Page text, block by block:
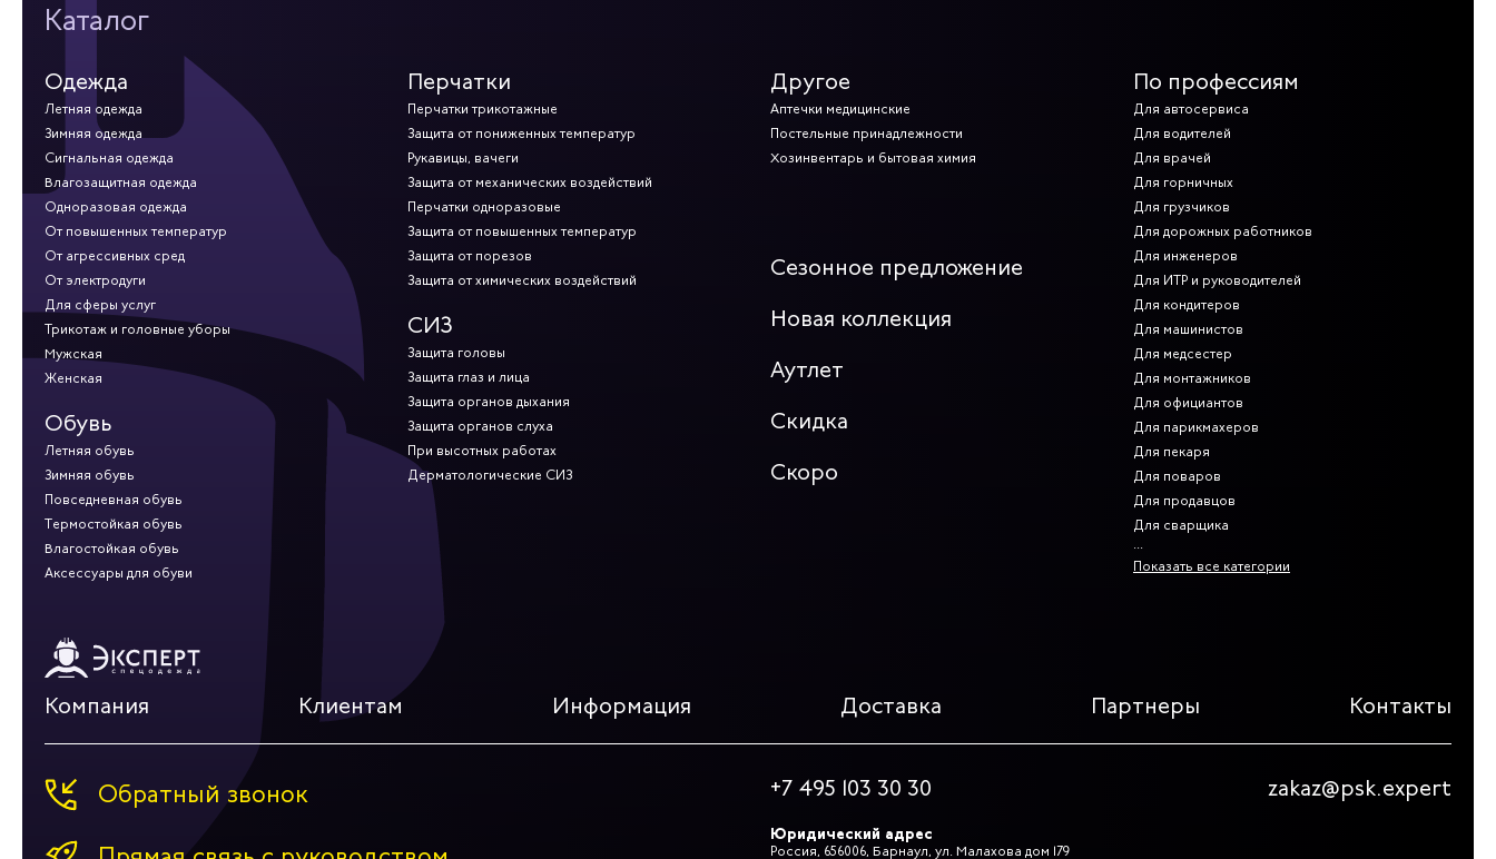
Каталог
Одежда
Летняя одежда
Зимняя одежда
Сигнальная одежда
Влагозащитная одежда
Одноразовая одежда
От повышенных температур
От агрессивных сред
От электродуги
Для сферы услуг
Трикотаж и головные уборы
Мужская
Женская
Обувь
Летняя обувь
Зимняя обувь
Повседневная обувь
Термостойкая обувь
Влагостойкая обувь
Аксессуары для обуви
Перчатки
Перчатки трикотажные
Защита от пониженных температур
Рукавицы, вачеги
Защита от механических воздействий
Перчатки одноразовые
Защита от повышенных температур
Защита от порезов
Защита от химических воздействий
СИЗ
Защита головы
Защита глаз и лица
Защита органов дыхания
Защита органов слуха
При высотных работах
Дерматологические СИЗ
Другое
Аптечки медицинские
Постельные принадлежности
Хозинвентарь и бытовая химия
Сезонное предложение
Новая коллекция
Аутлет
Скидка
Скоро
По профессиям
Для автосервиса
Для водителей
Для врачей
Для горничных
Для грузчиков
Для дорожных работников
Для инженеров
Для ИТР и руководителей
Для кондитеров
Для машинистов
Для медсестер
Для монтажников
Для официантов
Для парикмахеров
Для пекаря
Для поваров
Для продавцов
Для сварщика
Показать все категории
Компания Клиентам Информация Доставка Партнеры Контакты
Обратный звонок
+7 495 103 30 30 zakaz@psk.expert
Юридический адрес
Россия, 656006, Барнаул, ул. Малахова дом 179